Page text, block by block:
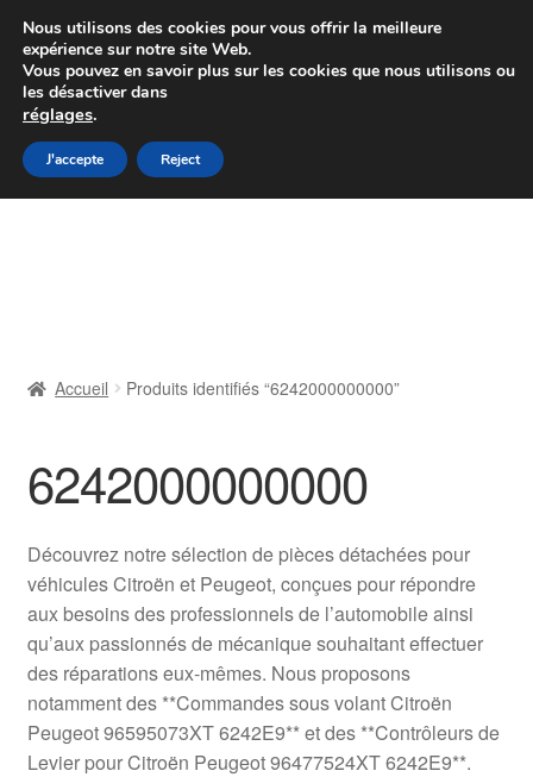
Colissimo livraison à partir de 7 EUR
Du lundi au vendredi de 9 h à 16 h
Aller
à
Aller
au
Livraison
Livraison internationale
Mon compte
Paiements
Panier
Accueil Produits identifiés “6242000000000”
6242000000000
Découvrez notre sélection de pièces détachées pour
véhicules Citroën et Peugeot, conçues pour répondre
aux besoins des professionnels de l’automobile ainsi
qu’aux passionnés de mécanique souhaitant effectuer
des réparations eux-mêmes. Nous proposons
notamment des **Commandes sous volant Citroën
Peugeot 96595073XT 6242E9** et des **Contrôleurs de
Levier pour Citroën Peugeot 96477524XT 6242E9**.
Nous utilisons des cookies pour vous offrir la meilleure
expérience sur notre site Web.
Vous pouvez en savoir plus sur les cookies que nous utilisons ou
les désactiver dans
réglages.
J'accepte Reject